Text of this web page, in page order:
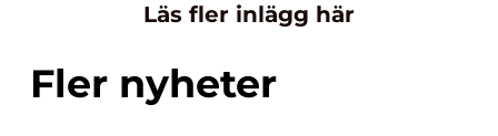
Läs fler inlägg här
Fler nyheter